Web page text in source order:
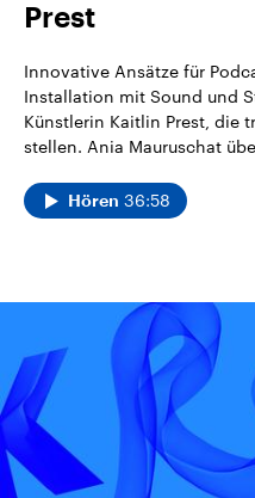
Prest
Innovative Ansätze für
Installation mit Sound und
Künstlerin Kaitlin Prest, die
stellen. Ania Mauruschat
Hören 36:58